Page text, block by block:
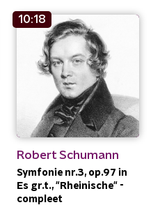
10:18
Robert Schumann
Symfonie nr.3, op.97 in
Es gr.t., "Rheinische" -
compleet